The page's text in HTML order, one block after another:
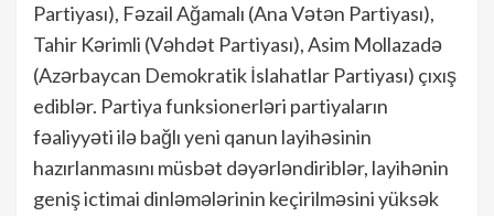
Partiyası), Fəzail Ağamalı (Ana Vətən Partiyası),
Tahir Kərimli (Vəhdət Partiyası), Asim Mollazadə
(Azərbaycan Demokratik İslahatlar Partiyası) çıxış
ediblər. Partiya funksionerləri partiyaların
fəaliyyəti ilə bağlı yeni qanun layihəsinin
hazırlanmasını müsbət dəyərləndiriblər, layihənin
geniş ictimai dinləmələrinin keçirilməsini yüksək